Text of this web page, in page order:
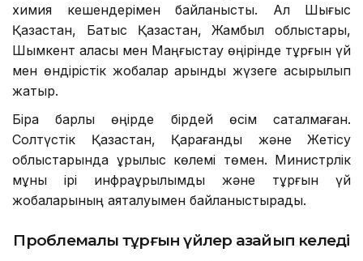
химия кешендерімен байланысты. Ал Шығыс
Қазақстан, Батыс Қазақстан, Жамбыл облыстары,
Шымкент қаласы мен Маңғыстау өңірінде тұрғын үй
мен өндірістік жобалар қарқынды жүзеге асырылып
жатыр.
Бірақ барлық өңірде бірдей өсім сақталмаған.
Солтүстік Қазақстан, Қарағанды және Жетісу
облыстарында құрылыс көлемі төмен. Министрлік
мұны ірі инфрақұрылымдық және тұрғын үй
жобаларының аяқталуымен байланыстырады.
Проблемалы тұрғын үйлер азайып келеді